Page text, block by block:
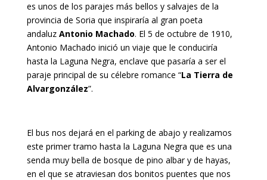
es unos de los parajes más bellos y salvajes de la
provincia de Soria que inspiraría al gran poeta
andaluz Antonio Machado. El 5 de octubre de 1910,
Antonio Machado inició un viaje que le conduciría
hasta la Laguna Negra, enclave que pasaría a ser el
paraje principal de su célebre romance “La Tierra de
Alvargonzález”.
El bus nos dejará en el parking de abajo y realizamos
este primer tramo hasta la Laguna Negra que es una
senda muy bella de bosque de pino albar y de hayas,
en el que se atraviesan dos bonitos puentes que nos